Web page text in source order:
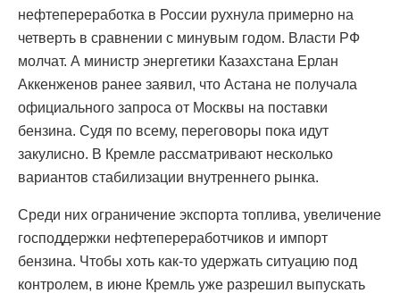
нефтепереработка в России рухнула примерно на
четверть в сравнении с минувым годом. Власти РФ
молчат. А министр энергетики Казахстана Ерлан
Аккенженов ранее заявил, что Астана не получала
официального запроса от Москвы на поставки
бензина. Судя по всему, переговоры пока идут
закулисно. В Кремле рассматривают несколько
вариантов стабилизации внутреннего рынка.
Среди них ограничение экспорта топлива, увеличение
господдержки нефтепереработчиков и импорт
бензина. Чтобы хоть как-то удержать ситуацию под
контролем, в июне Кремль уже разрешил выпускать